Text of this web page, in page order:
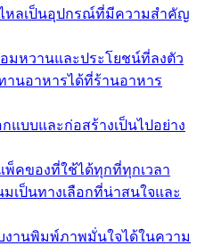
ไหลเป็นอุปกรณ์ที่มีความสำคัญ
มหวานและประโยชน์ที่ลงตัว
นอาหารได้ที่ร้านอาหาร
แบบและก่อสร้างเป็นไปอย่าง
คของที่ใช้ได้ทุกที่ทุกเวลา
เป็นทางเลือกที่น่าสนใจและ
งานพิมพ์ภาพมั่นใจได้ในความ